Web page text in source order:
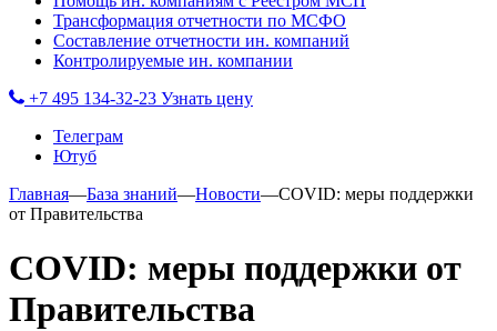
Трансформация отчетности по МСФО
Составление отчетности ин. компаний
Контролируемые ин. компании
+7 495 134-32-23 Узнать цену
Телеграм
Ютуб
Главная—База знаний—Новости—COVID: меры поддержки
от Правительства
COVID: меры поддержки от
Правительства